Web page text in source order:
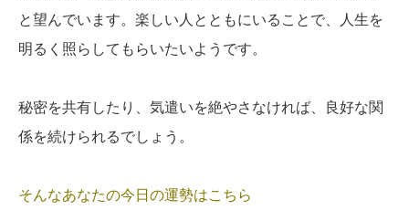
と望んでいます。楽しい人とともにいることで、人生を
明るく照らしてもらいたいようです。
秘密を共有したり、気遣いを絶やさなければ、良好な関
係を続けられるでしょう。
そんなあなたの今日の運勢はこちら